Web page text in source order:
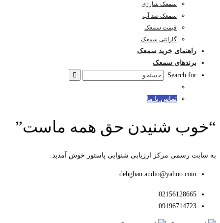
سمعک شارژی
سمعک ضد آب
قیمت سمعک
گارانتی سمعک
راهنمای خرید سمعک
برندهای سمعک
Search for:
تماس با ما
“خوب شنیدن حق همه ماست”
به سایت رسمی مرکز ارزیابی شنوایی پاستور خوش آمدید.
dehghan.audio@yahoo.com
02156128665
09196714723